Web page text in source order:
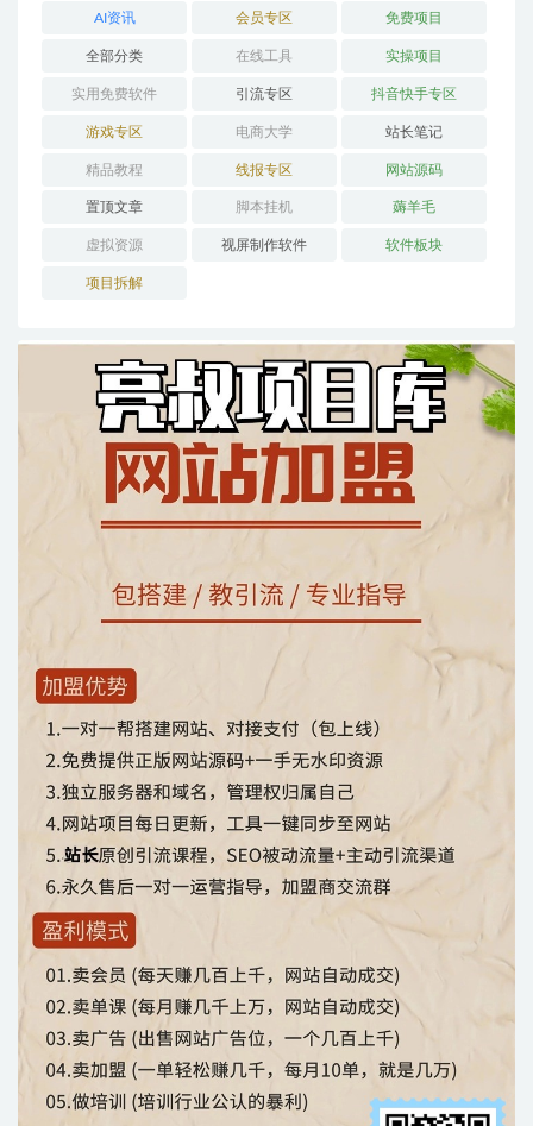
AI资讯 会员专区 免费项目
全部分类 在线工具 实操项目
实用免费软件 引流专区 抖音快手专区
游戏专区 电商大学 站长笔记
精品教程 线报专区 网站源码
置顶文章 脚本挂机 薅羊毛
虚拟资源 视屏制作软件 软件板块
项目拆解